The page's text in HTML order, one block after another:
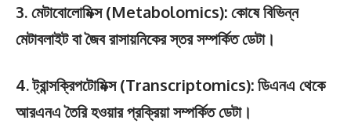
3. মেটাবোলোমিক্স (Metabolomics): কোষে বিভিন্ন
মেটাবলাইট বা জৈব রাসায়নিকের স্তর সম্পর্কিত ডেটা।
4. ট্রান্সক্রিপটোমিক্স (Transcriptomics): ডিএনএ থেকে
আরএনএ তৈরি হওয়ার প্রক্রিয়া সম্পর্কিত ডেটা।